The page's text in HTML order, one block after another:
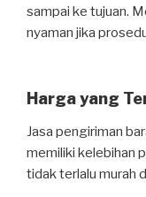
sampai ke tujuan.
nyaman jika
Harga yang
Jasa pengiriman
memiliki kelebihan
tidak terlalu murah